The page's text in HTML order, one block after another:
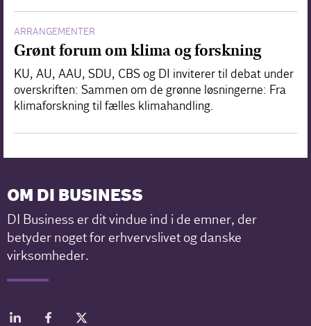
ARRANGEMENTER
Grønt forum om klima og forskning
KU, AU, AAU, SDU, CBS og DI inviterer til debat under
overskriften: Sammen om de grønne løsningerne: Fra
klimaforskning til fælles klimahandling.
OM DI BUSINESS
DI Business er dit vindue ind i de emner, der
betyder noget for erhvervslivet og danske
virksomheder.